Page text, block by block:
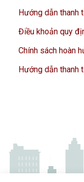
Hướng dẫn thanh
Điều khoản quy
Chính sách hoàn
Hướng dẫn thanh